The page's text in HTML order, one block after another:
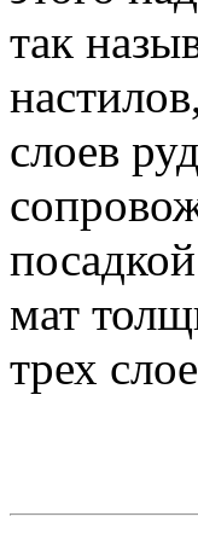
так
слоев
мат
трех